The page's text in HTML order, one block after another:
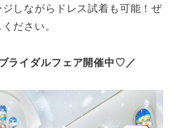
しながらドレス試着も可能！ぜ
ださい。
ライダルフェア開催中♡／